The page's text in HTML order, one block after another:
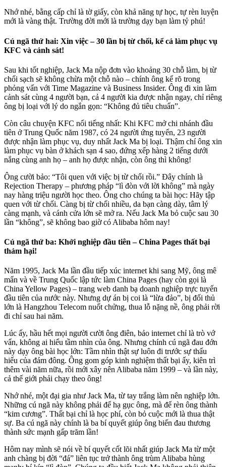
Nhớ nhé, bằng cấp chỉ là tờ giấy, còn khả năng tự học, tự rèn luyện
mới là vàng thật. Trường đời mới là trường dạy bạn làm tỷ phú!
Cú ngã thứ hai: Xin việc – 30 lần bị từ chối, kể cả làm phục vụ
KFC và cảnh sát!
Sau khi tốt nghiệp, Jack Ma nộp đơn vào khoảng 30 chỗ làm, bị từ
chối sạch sẽ không chừa một chỗ nào – chính ông kể rõ trong
phỏng vấn với Time Magazine và Business Insider. Ông đi xin làm
cảnh sát cùng 4 người bạn, cả 4 người kia được nhận ngay, chỉ riêng
ông bị loại với lý do ngắn gọn: “Không đủ tiêu chuẩn”.
Còn câu chuyện KFC nổi tiếng nhất: Khi KFC mở chi nhánh đầu
tiên ở Trung Quốc năm 1987, có 24 người ứng tuyển, 23 người
được nhận làm phục vụ, duy nhất Jack Ma bị loại. Thậm chí ông xin
làm phục vụ bàn ở khách sạn 4 sao, đứng xếp hàng 2 tiếng dưới
nắng cùng anh họ – anh họ được nhận, còn ông thì không!
Ông cười bảo: “Tôi quen với việc bị từ chối rồi.” Đây chính là
Rejection Therapy – phương pháp “lì đòn với lời không” mà ngày
nay hàng triệu người học theo. Ông cho chúng ta bài học: Hãy tập
quen với từ chối. Càng bị từ chối nhiều, da bạn càng dày, tâm lý
càng mạnh, và cánh cửa lớn sẽ mở ra. Nếu Jack Ma bỏ cuộc sau 30
lần “không”, sẽ không bao giờ có Alibaba hôm nay!
Cú ngã thứ ba: Khởi nghiệp đầu tiên – China Pages thất bại
thảm hại!
Năm 1995, Jack Ma lần đầu tiếp xúc internet khi sang Mỹ, ông mê
mẩn và về Trung Quốc lập tức làm China Pages (hay còn gọi là
China Yellow Pages) – trang web danh bạ doanh nghiệp trực tuyến
đầu tiên của nước này. Nhưng dự án bị coi là “lừa đảo”, bị đối thủ
lớn là Hangzhou Telecom nuốt chửng, thua lỗ nặng nề, ông phải rời
đi chỉ sau hai năm.
Lúc ấy, hầu hết mọi người cười ông điên, bảo internet chỉ là trò vớ
vẩn, không ai hiểu tầm nhìn của ông. Nhưng chính cú ngã đau đớn
này dạy ông bài học lớn: Tầm nhìn thật sự luôn đi trước sự thấu
hiểu của đám đông. Ông gom góp kinh nghiệm thất bại ấy, kiên trì
thêm vài năm nữa, rồi mới xây nên Alibaba năm 1999 – và lần này,
cả thế giới phải chạy theo ông!
Nhớ nhé, một đại gia như Jack Ma, từ tay trắng làm nên nghiệp lớn.
Những cú ngã này không phải để hạ gục ông, mà để rèn ông thành
“kim cương”. Thất bại chỉ là học phí, còn bỏ cuộc mới là thua thật
sự. Ba cú ngã này chính là ba bí quyết giúp ông biến đau thương
thành sức mạnh gấp trăm lần!
Hôm nay mình sẽ nói về bí quyết cốt lõi nhất giúp Jack Ma từ một
anh chàng bị đời “đá” liên tục trở thành ông trùm Alibaba hùng